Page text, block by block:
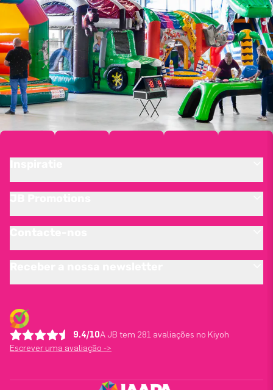
9.4/10A JB tem 281 avaliações no Kiyoh
Escrever uma avaliação ->